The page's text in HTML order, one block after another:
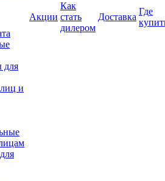
для
и
Акции
Как
стать
дилером
Доставка
Где